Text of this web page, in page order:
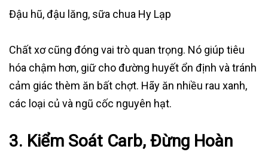
Đậu hũ, đậu lăng, sữa chua Hy Lạp
Chất xơ cũng đóng vai trò quan trọng. Nó giúp tiêu
hóa chậm hơn, giữ cho đường huyết ổn định và tránh
cảm giác thèm ăn bất chợt. Hãy ăn nhiều rau xanh,
các loại củ và ngũ cốc nguyên hạt.
3. Kiểm Soát Carb, Đừng Hoàn